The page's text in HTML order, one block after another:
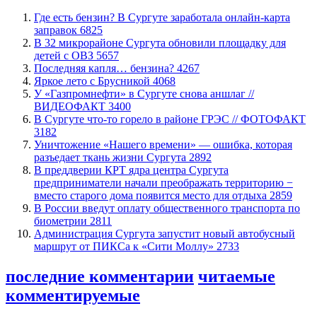
​Где есть бензин? В Сургуте заработала онлайн-карта
заправок 6825
В 32 микрорайоне Сургута обновили площадку для
детей с ОВЗ 5657
​Последняя капля… бензина? 4267
Яркое лето с Брусникой 4068
У «Газпромнефти» в Сургуте снова аншлаг //
ВИДЕОФАКТ 3400
​В Сургуте что-то горело в районе ГРЭС // ФОТОФАКТ
3182
​Уничтожение «Нашего времени» — ошибка, которая
разъедает ткань жизни Сургута 2892
​В преддверии КРТ ядра центра Сургута
предприниматели начали преображать территорию −
вместо старого дома появится место для отдыха 2859
В России введут оплату общественного транспорта по
биометрии 2811
​Администрация Сургута запустит новый автобусный
маршрут от ПИКСа к «Сити Моллу» 2733
последние комментарии читаемые
комментируемые